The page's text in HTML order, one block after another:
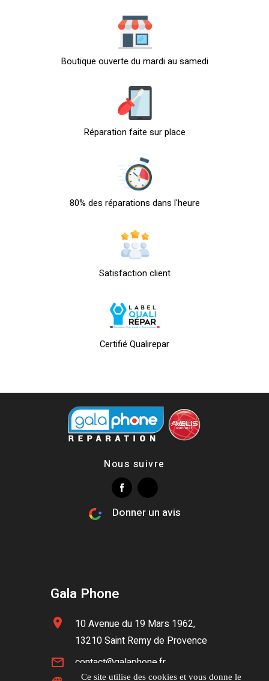
Boutique ouverte du mardi au samedi
Réparation faite sur place
80% des réparations dans l'heure
Satisfaction client
Certifié Qualirepar
Nous suivre
Donner un avis
Gala Phone
location_on
10 Avenue du 19 Mars 1962,
13210 Saint Remy de Provence
mail_outline
contact@galaphone.fr
Ce site utilise des cookies et vous donne le